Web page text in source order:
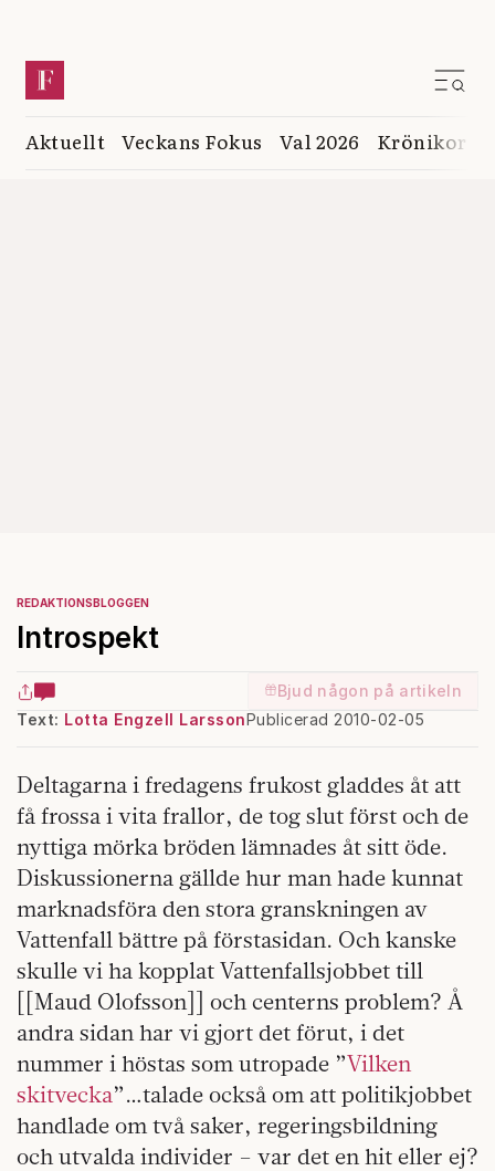
Aktuellt Veckans Fokus Val 2026 Krönikor
REDAKTIONSBLOGGEN
Introspekt
Bjud någon på artikeln
Text: Lotta Engzell LarssonPublicerad 2010-02-05
Deltagarna i fredagens frukost gladdes åt att
få frossa i vita frallor, de tog slut först och de
nyttiga mörka bröden lämnades åt sitt öde.
Diskussionerna gällde hur man hade kunnat
marknadsföra den stora granskningen av
Vattenfall bättre på förstasidan. Och kanske
skulle vi ha kopplat Vattenfallsjobbet till
[[Maud Olofsson]] och centerns problem? Å
andra sidan har vi gjort det förut, i det
nummer i höstas som utropade ”Vilken
skitvecka”…talade också om att politikjobbet
handlade om två saker, regeringsbildning
och utvalda individer – var det en hit eller ej?